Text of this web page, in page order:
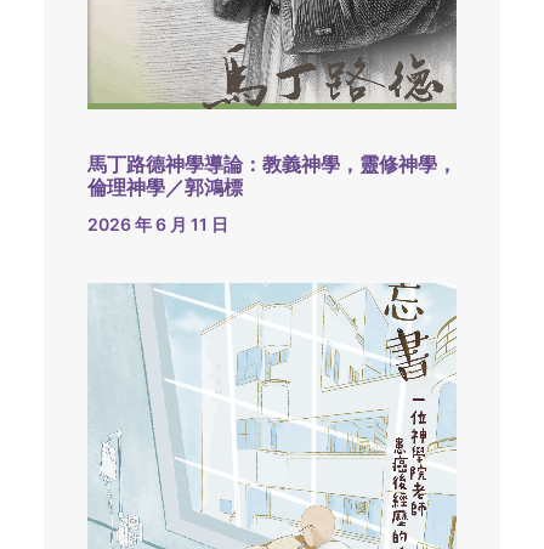
馬丁路德神學導論：教義神學，靈修神學，
倫理神學／郭鴻標
2026 年 6 月 11 日